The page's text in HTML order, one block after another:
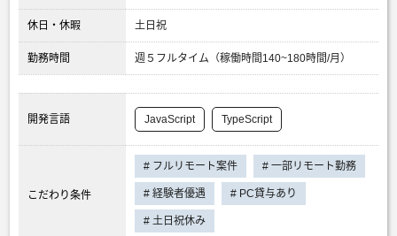
休日・休暇 土日祝
勤務時間 週５フルタイム（稼働時間140~180時間/月）
開発言語 JavaScript TypeScript
こだわり条件
# フルリモート案件 # 一部リモート勤務
# 経験者優遇 # PC貸与あり
# 土日祝休み